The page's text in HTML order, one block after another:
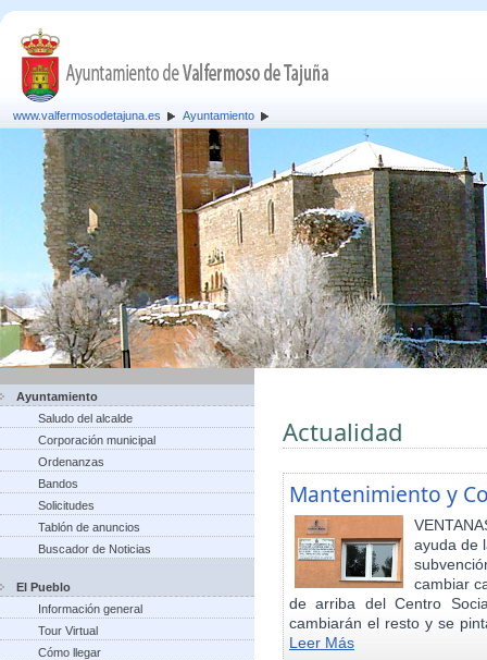
www.valfermosodetajuna.es Ayuntamiento
Ayuntamiento
Saludo del alcalde
Corporación municipal
Ordenanzas
Bandos
Solicitudes
Tablón de anuncios
Buscador de Noticias
El Pueblo
Información general
Tour Virtual
Cómo llegar
Actualidad
Mantenimiento y
ayuda de
cambiar
de arriba del Centro
cambiarán el resto y se
Leer Más